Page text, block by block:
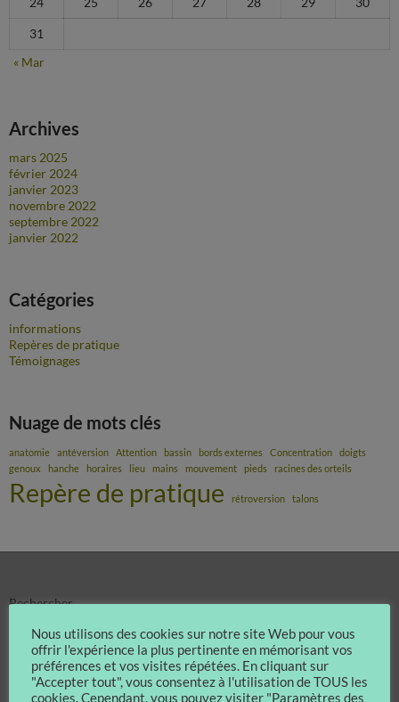
31
« Mar
Archives
mars 2025
février 2024
janvier 2023
novembre 2022
septembre 2022
janvier 2022
Catégories
informations
Repères de pratique
Témoignages
Nuage de mots clés
anatomie antéversion Attention bassin bords externes Concentration
doigts
genoux
hanche horaires lieu mains mouvement pieds racines des orteils
Repère de pratique rétroversion talons
Rechercher
Articles récents
Nous utilisons des cookies sur notre site Web pour vous
offrir l'expérience la plus pertinente en mémorisant vos
préférences et vos visites répétées. En cliquant sur
"Accepter tout", vous consentez à l'utilisation de TOUS les
cookies. Cependant, vous pouvez visiter "Paramètres des